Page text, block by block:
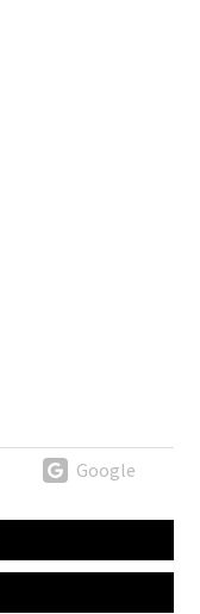
Google